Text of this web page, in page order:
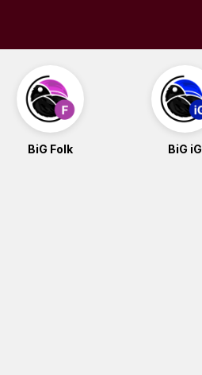
BiG Folk BiG iG